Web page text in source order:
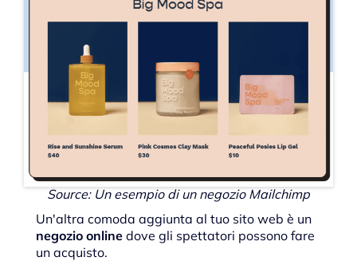
Source: Un esempio di un negozio Mailchimp
Un'altra comoda aggiunta al tuo sito web è un
negozio online dove gli spettatori possono fare
un acquisto.